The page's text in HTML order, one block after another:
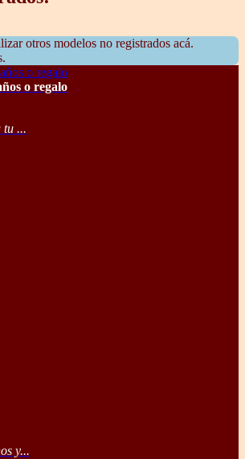
otros modelos no registrados acá.
o regalo
tu ...
y...